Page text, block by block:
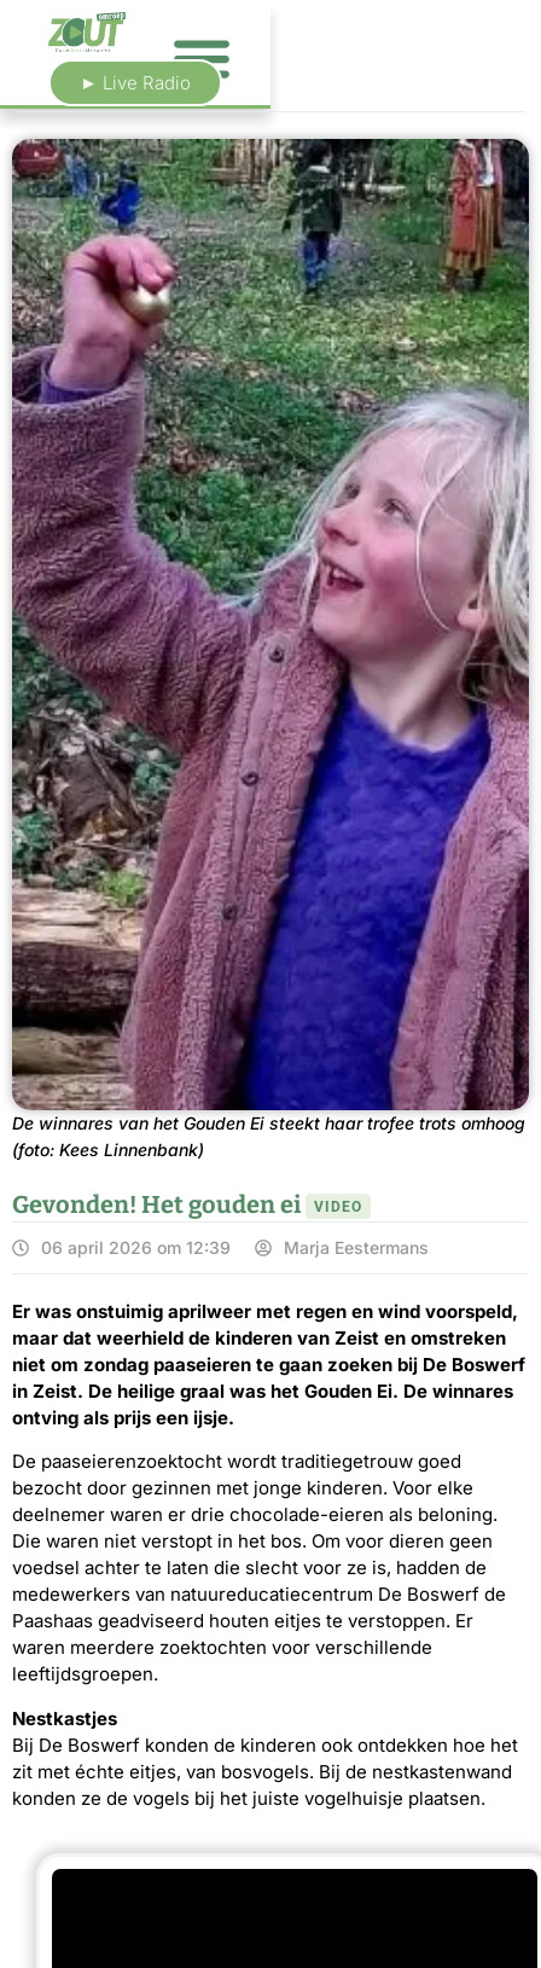
► Live Radio
De winnares van het Gouden Ei steekt haar trofee trots omhoog
(foto: Kees Linnenbank)
Gevonden! Het gouden ei VIDEO
06 april 2026 om 12:39 Marja Eestermans
Er was onstuimig aprilweer met regen en wind voorspeld,
maar dat weerhield de kinderen van Zeist en omstreken
niet om zondag paaseieren te gaan zoeken bij De Boswerf
in Zeist. De heilige graal was het Gouden Ei. De winnares
ontving als prijs een ijsje.
De paaseierenzoektocht wordt traditiegetrouw goed
bezocht door gezinnen met jonge kinderen. Voor elke
deelnemer waren er drie chocolade-eieren als beloning.
Die waren niet verstopt in het bos. Om voor dieren geen
voedsel achter te laten die slecht voor ze is, hadden de
medewerkers van natuureducatiecentrum De Boswerf de
Paashaas geadviseerd houten eitjes te verstoppen. Er
waren meerdere zoektochten voor verschillende
leeftijdsgroepen.
Nestkastjes
Bij De Boswerf konden de kinderen ook ontdekken hoe het
zit met échte eitjes, van bosvogels. Bij de nestkastenwand
konden ze de vogels bij het juiste vogelhuisje plaatsen.